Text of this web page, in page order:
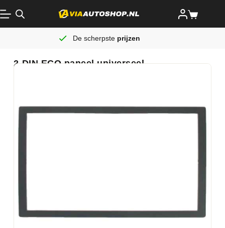
De scherpste prijzen
2-DIN ECO paneel universeel